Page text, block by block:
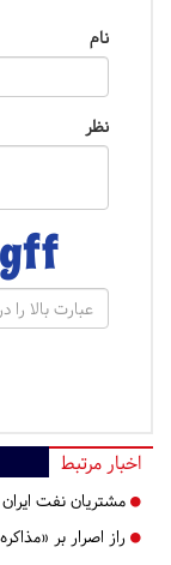
نام
نظر
اخبار مرتبط
مشتریان نفت ایران در ۷ سال گذشته
راز اصرار بر